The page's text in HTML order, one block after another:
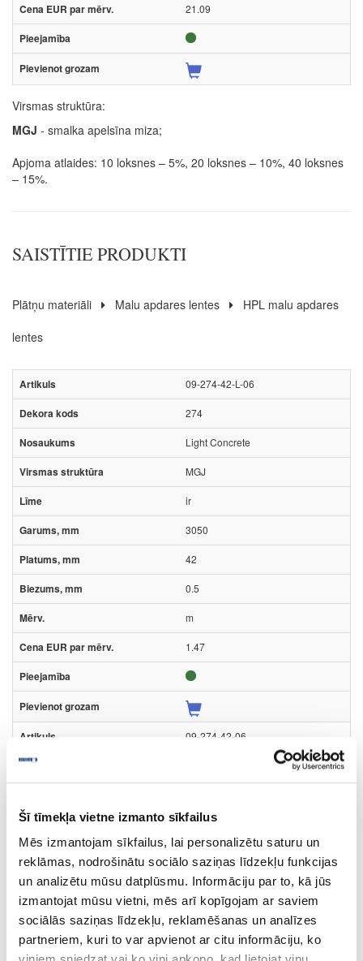
Šī tīmekļa vietne izmanto sīkfailus
Mēs izmantojam sīkfailus, lai personalizētu saturu un
reklāmas, nodrošinātu sociālo saziņas līdzekļu funkcijas
un analizētu mūsu datplūsmu. Informāciju par to, kā jūs
izmantojat mūsu vietni, mēs arī kopīgojam ar saviem
sociālās saziņas līdzekļu, reklamēšanas un analīzes
partneriem, kuri to var apvienot ar citu informāciju, ko
21.09
Virsmas struktūra:
MGJ - smalka apelsīna miza;
Apjoma atlaides: 10 loksnes – 5%, 20 loksnes – 10%, 40 loksnes
– 15%.
SAISTĪTIE PRODUKTI
Plātņu materiāli Malu apdares lentes
HPL malu apdares
lentes
09-274-42-L-06
274
Light Concrete
MGJ
ir
3050
42
0.5
m
1.47
09-274-42-06
MGJ
nav
3050
0.5